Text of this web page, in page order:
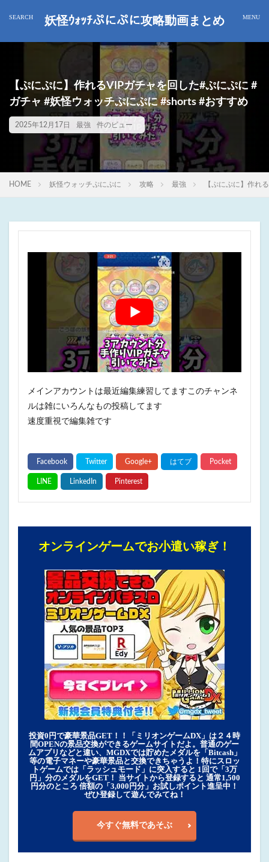
妖怪ｳｫｯﾁぷにぷに攻略動画まとめ
【ぷにぷに】作れるVIPガチャを回した#ぷにぷに #
ガチャ #妖怪ウォッチぷにぷに #shorts #おすすめ
2025年12月17日 最強 件のビュー
HOME 妖怪ウォッチぷにぷに 攻略 最強 【ぷにぷに】作れ
メインアカウントは最近編集練習してますこのチャンネ
ルは雑にいろんなもの投稿してます
速度重視で編集雑です
オンラインゲームでお小遣い稼ぎ！
投資0円で豪華景品GET！！「ミリオンゲームDX」は２４時
間OPENの景品交換ができるゲームサイトだよ。普通のゲー
ムアプリなどと違い、MGDXでは貯めたメダルを「Bitcash」
等の電子マネーや豪華景品と交換できちゃうよ！特にスロッ
トゲームでは「ラッシュモード」に突入すると 1回で「3万
円」分のメダルをGET！ 当サイトから登録すると 通常1,500
円分のところ 倍額の「3,000円分」お試しポイント進呈中！
ぜひ登録して遊んでみてね！
今すぐ無料であそぶ